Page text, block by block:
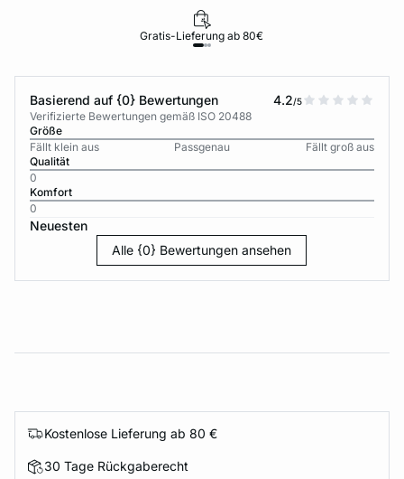
Gratis-Lieferung ab 80€
Basierend auf {0} Bewertungen 4.2/5
Verifizierte Bewertungen gemäß ISO 20488
Größe
Fällt klein aus
Passgenau
Fällt groß aus
Qualität
0
Komfort
0
Neuesten
Alle {0} Bewertungen ansehen
Kostenlose Lieferung ab 80 €
30 Tage Rückgaberecht